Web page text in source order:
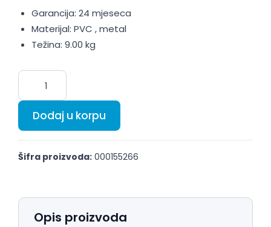
Garancija: 24 mjeseca
Materijal: PVC , metal
Težina: 9.00 kg
Dodaj u korpu
Šifra proizvoda: 000155266
Opis proizvoda